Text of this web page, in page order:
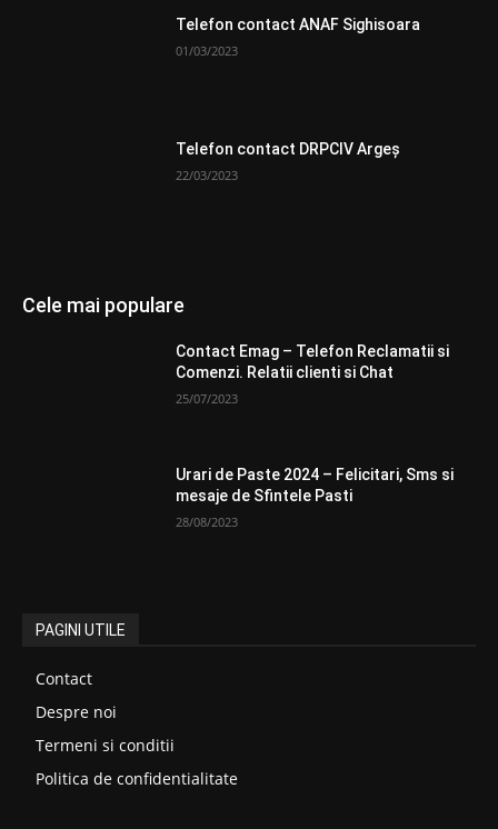
Telefon contact ANAF Sighisoara
01/03/2023
Telefon contact DRPCIV Argeș
22/03/2023
Cele mai populare
Contact Emag – Telefon Reclamatii si
Comenzi. Relatii clienti si Chat
25/07/2023
Urari de Paste 2024 – Felicitari, Sms si
mesaje de Sfintele Pasti
28/08/2023
PAGINI UTILE
Contact
Despre noi
Termeni si conditii
Politica de confidentialitate